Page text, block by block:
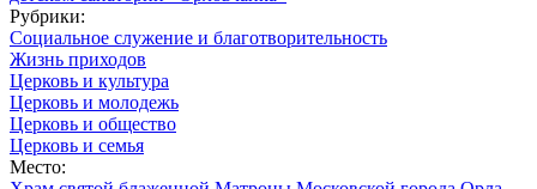
Рубрики:
Социальное служение и благотворительность
Жизнь приходов
Церковь и культура
Церковь и молодежь
Церковь и общество
Церковь и семья
Место: